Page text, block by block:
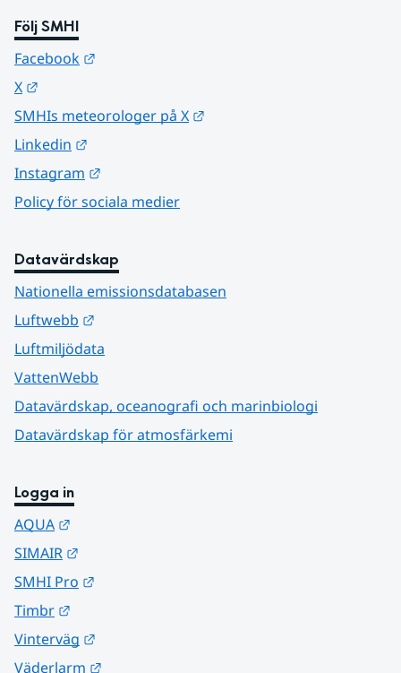
Följ SMHI
Facebook
X
SMHIs meteorologer på X
Linkedin
Instagram
Policy för sociala medier
Datavärdskap
Nationella emissionsdatabasen
Luftwebb
Luftmiljödata
VattenWebb
Datavärdskap, oceanografi och marinbiologi
Datavärdskap för atmosfärkemi
Logga in
AQUA
SIMAIR
SMHI Pro
Timbr
Vinterväg
Väderlarm